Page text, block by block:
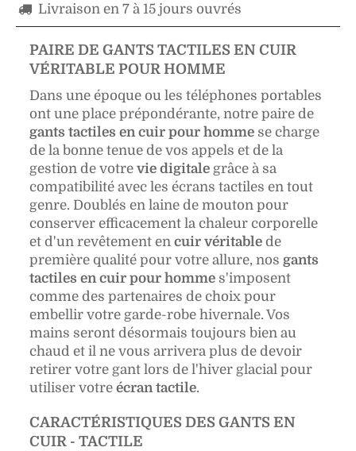
 Livraison en 7 à 15 jours ouvrés
PAIRE DE GANTS TACTILES EN CUIR
VÉRITABLE POUR HOMME
Dans une époque ou les téléphones portables
ont une place prépondérante, notre paire de
gants tactiles en cuir pour homme se charge
de la bonne tenue de vos appels et de la
gestion de votre vie digitale grâce à sa
compatibilité avec les écrans tactiles en tout
genre. Doublés en laine de mouton pour
conserver efficacement la chaleur corporelle
et d'un revêtement en cuir véritable de
première qualité pour votre allure, nos gants
tactiles en cuir pour homme s'imposent
comme des partenaires de choix pour
embellir votre garde-robe hivernale. Vos
mains seront désormais toujours bien au
chaud et il ne vous arrivera plus de devoir
retirer votre gant lors de l'hiver glacial pour
utiliser votre écran tactile.
CARACTÉRISTIQUES DES GANTS EN
CUIR - TACTILE